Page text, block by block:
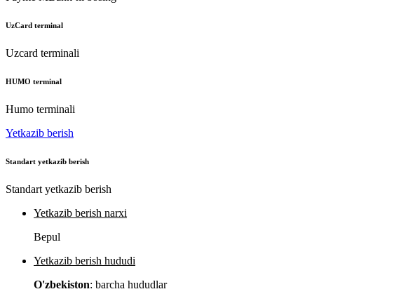
UzCard terminal
Uzcard terminali
HUMO terminal
Humo terminali
Yetkazib berish
Standart yetkazib berish
Standart yetkazib berish
Yetkazib berish narxi
Bepul
Yetkazib berish hududi
O'zbekiston: barcha hududlar